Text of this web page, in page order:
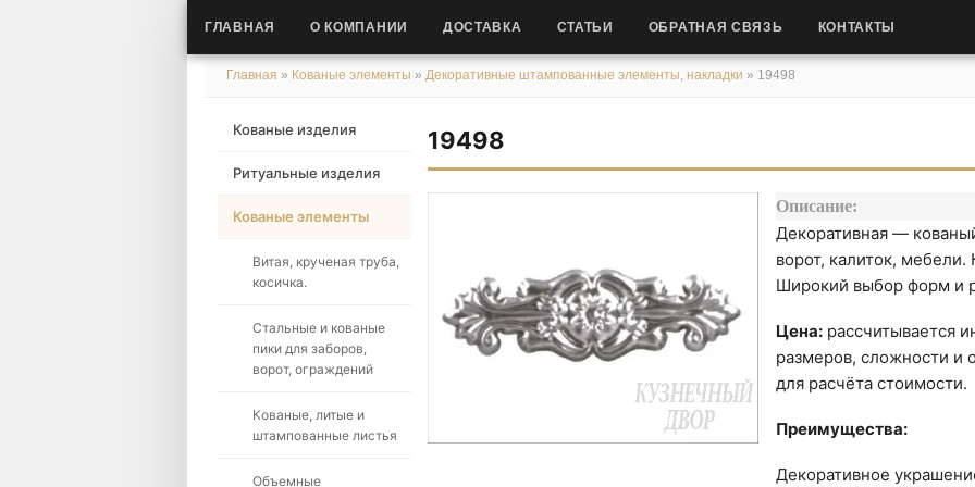
ГЛАВНАЯ О КОМПАНИИ ДОСТАВКА СТАТЬИ ОБРАТНАЯ СВЯЗЬ КОНТАКТЫ
Главная » Кованые элементы » Декоративные штампованные элементы, накладки » 19498
Кованые изделия
Ритуальные изделия
Кованые элементы
Витая, крученая труба,
косичка.
Стальные и кованые
пики для заборов,
ворот, ограждений
Кованые, литые и
штампованные листья
Объемные
19498
Описание:
Декоративная —
ворот, калиток,
Широкий выбор форм и
Цена: рассчитывается
размеров, сложности и
для расчёта стоимости.
Преимущества:
Декоративное